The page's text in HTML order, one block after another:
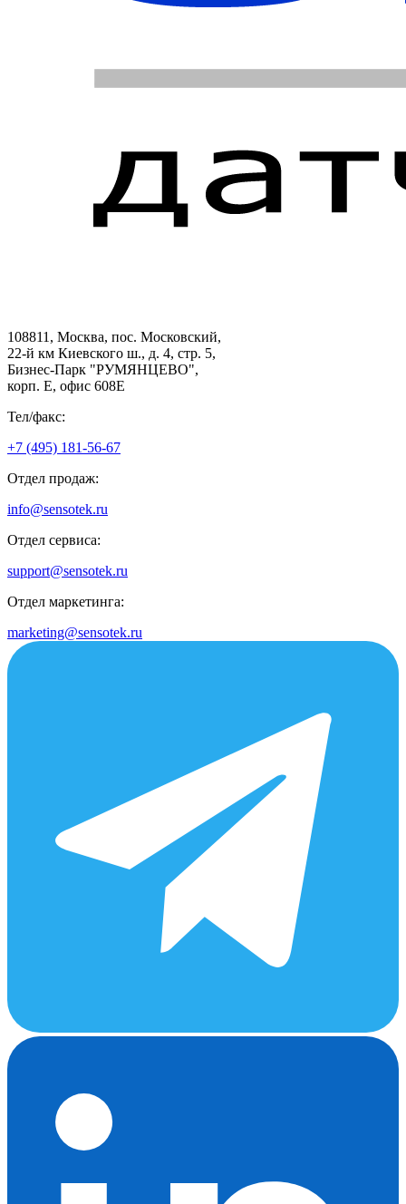
108811, Москва, пос. Московский,
22-й км Киевского ш., д. 4, стр. 5,
Бизнес-Парк "РУМЯНЦЕВО",
корп. Е, офис 608E
Тел/факс:
+7 (495) 181-56-67
Отдел продаж:
info@sensotek.ru
Отдел сервиса:
support@sensotek.ru
Отдел маркетинга:
marketing@sensotek.ru